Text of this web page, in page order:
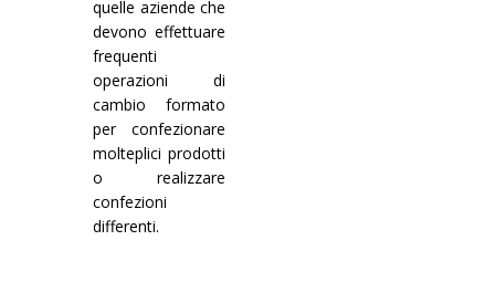
quelle aziende che
devono effettuare
frequenti
operazioni di
cambio formato
per confezionare
molteplici prodotti
o realizzare
confezioni
differenti.